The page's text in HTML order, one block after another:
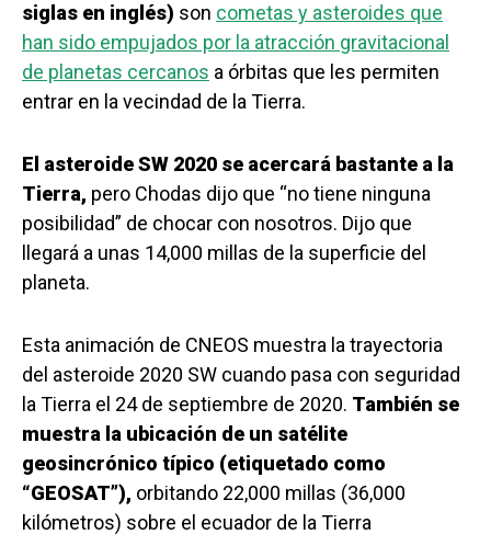
siglas en inglés) son cometas y asteroides que
han sido empujados por la atracción gravitacional
de planetas cercanos a órbitas que les permiten
entrar en la vecindad de la Tierra.
El asteroide SW 2020 se acercará bastante a la
Tierra, pero Chodas dijo que “no tiene ninguna
posibilidad” de chocar con nosotros. Dijo que
llegará a unas 14,000 millas de la superficie del
planeta.
Esta animación de CNEOS muestra la trayectoria
del asteroide 2020 SW cuando pasa con seguridad
la Tierra el 24 de septiembre de 2020. También se
muestra la ubicación de un satélite
geosincrónico típico (etiquetado como
“GEOSAT”), orbitando 22,000 millas (36,000
kilómetros) sobre el ecuador de la Tierra